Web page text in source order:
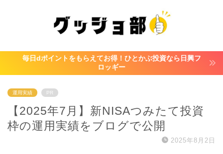
毎日dポイントをもらえてお得！ひとかぶ投資なら日興フ
ロッギー
運用実績 PR
【2025年7月】新NISAつみたて投資
枠の運用実績をブログで公開
2025年8月2日